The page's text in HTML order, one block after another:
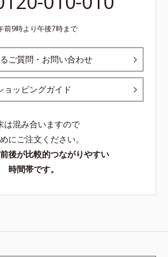
前9時より午後7時まで
ご質問・お問い合わせ
ョッピングガイド
は混み合いますので
にご注文ください。
後が比較的つながりやすい
時間帯です。